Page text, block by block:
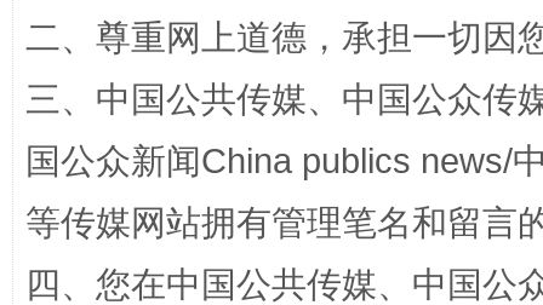
阿坝州三大球赛在茂县开幕 规模
二、尊重网上道德，承担一切因
三、中国公共传媒、中国公众传
国公众新闻China publics news/
等传媒网站拥有管理笔名和留言
四、您在中国公共传媒、中国公